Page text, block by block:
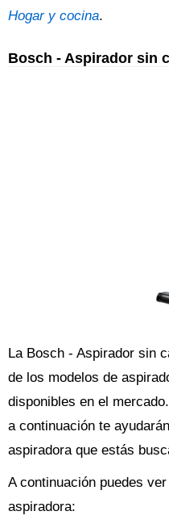
Hogar y cocina.
Bosch - Aspirador sin
La Bosch - Aspirador sin
de los modelos de
disponibles en el
a continuación te
aspiradora que estás
A continuación puedes
aspiradora: